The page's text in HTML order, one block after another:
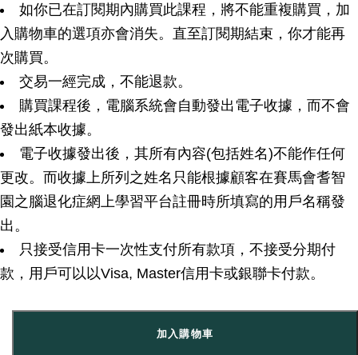
如你已在訂閱期內購買此課程，將不能重複購買，加
入購物車的選項亦會消失。直至訂閱期結束，你才能再
次購買。
交易一經完成，不能退款。
購買課程後，電腦系統會自動發出電子收據，而不會
發出紙本收據。
電子收據發出後，其所有內容(包括姓名)不能作任何
更改。而收據上所列之姓名只能根據顧客在賽馬會耆智
園之腦退化症網上學習平台註冊時所填寫的用戶名稱發
出。
只接受信用卡一次性支付所有款項，不接受分期付
款，用戶可以以Visa, Master信用卡或銀聯卡付款。
加入購物車